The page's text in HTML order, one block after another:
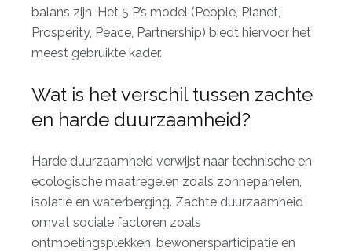
balans zijn. Het 5 P’s model (People, Planet,
Prosperity, Peace, Partnership) biedt hiervoor het
meest gebruikte kader.
Wat is het verschil tussen zachte
en harde duurzaamheid?
Harde duurzaamheid verwijst naar technische en
ecologische maatregelen zoals zonnepanelen,
isolatie en waterberging. Zachte duurzaamheid
omvat sociale factoren zoals
ontmoetingsplekken, bewonersparticipatie en